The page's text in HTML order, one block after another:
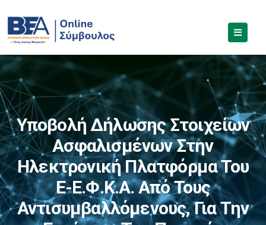
Υποβολή Δήλωσης Στοιχείων
Ασφαλισμένων Στην
Ηλεκτρονική Πλατφόρμα Του
E-Ε.Φ.Κ.Α. Από Τους
Αντισυμβαλλόμενους, Για Την